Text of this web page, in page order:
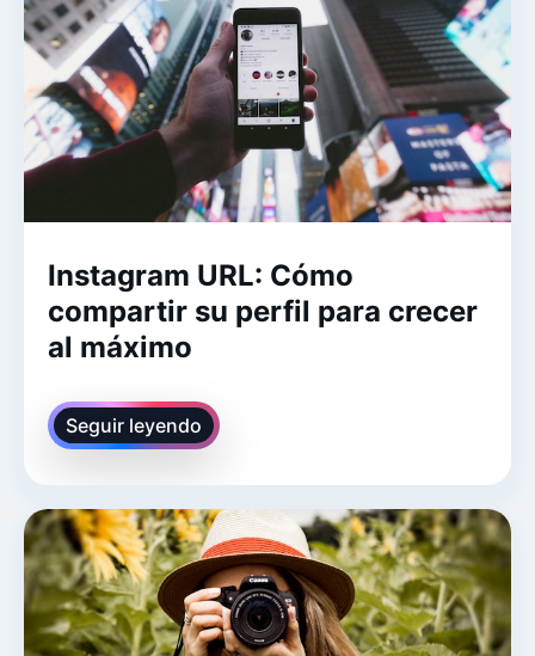
Instagram URL: Cómo
compartir su perfil para crecer
al máximo
Seguir leyendo